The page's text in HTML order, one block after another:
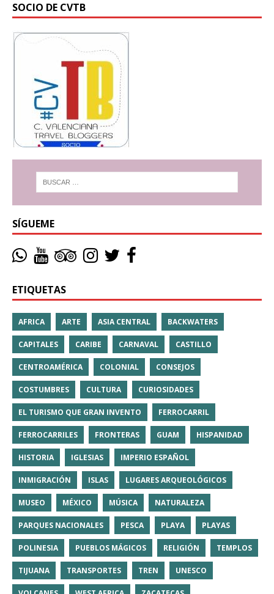
SOCIO DE CVTB
SÍGUEME
ETIQUETAS
AFRICA ARTE ASIA CENTRAL BACKWATERS
CAPITALES CARIBE CARNAVAL CASTILLO
CENTROAMÉRICA COLONIAL CONSEJOS
COSTUMBRES CULTURA CURIOSIDADES
EL TURISMO QUE GRAN INVENTO FERROCARRIL
FERROCARRILES FRONTERAS GUAM HISPANIDAD
HISTORIA IGLESIAS IMPERIO ESPAÑOL
INMIGRACIÓN ISLAS LUGARES ARQUEOLÓGICOS
MUSEO MÉXICO MÚSICA NATURALEZA
PARQUES NACIONALES PESCA PLAYA PLAYAS
POLINESIA PUEBLOS MÁGICOS RELIGIÓN TEMPLOS
TIJUANA TRANSPORTES TREN UNESCO